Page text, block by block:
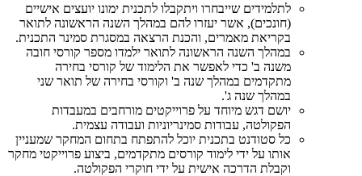
לתלמידים שייבחרו ויתקבלו לתכנית ימונו יועצים אישיים
(חונכים), אשר יעזרו להם במהלך השנה הראשונה לתואר
בקריאת מאמרים, והכנת הרצאה במסגרת סמינר התכנית.
במהלך השנה הראשונה לתואר ילמדו מספר קורסי חובה
משנה ב' כדי לאפשר את הלימוד של קורסי בחירה
מתקדמים במהלך שנה ב' וקורסי בחירה של תואר שני
במהלך שנה ג'.
יושם דגש מיוחד על פרוייקטים מורחבים במעבדות
הפקולטה, עבודות סמינריוניות ועבודה עצמית.
כל סטודנט בתכנית יוכל להתפתח בתחום המחקר שמעניין
אותו על ידי לימוד קורסים מתקדמים, ביצוע פרוייקטי מחקר
וקבלת הדרכה אישית על ידי חוקרי הפקולטה.